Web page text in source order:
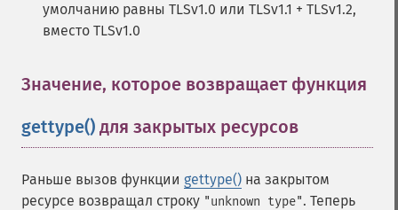
умолчанию равны TLSv1.0 или TLSv1.1 + TLSv1.2,
вместо TLSv1.0
Значение, которое возвращает функция
gettype() для закрытых ресурсов
Раньше вызов функции gettype() на закрытом
ресурсе возвращал строку "unknown type". Теперь